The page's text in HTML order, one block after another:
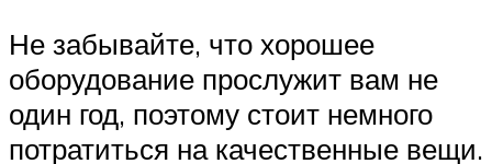
Не забывайте, что хорошее
оборудование прослужит вам не
один год, поэтому стоит немного
потратиться на качественные вещи.